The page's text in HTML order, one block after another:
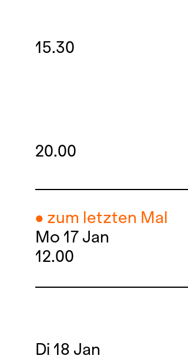
15.30
20.00
● zum letzten Mal
Mo 17Jan
12.00
Di 18 Jan